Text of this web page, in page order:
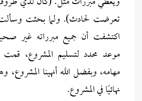
تعرضت لحادث). ولما بحثت وسألت
اكتشفت أن جميع مبرراته غير
موعد محدد لتسليم المشروع، قمت
مهامه، وبفضل الله أنهينا
نهائيًا في المشروع.